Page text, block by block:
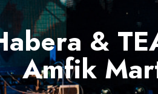
&
Amfik